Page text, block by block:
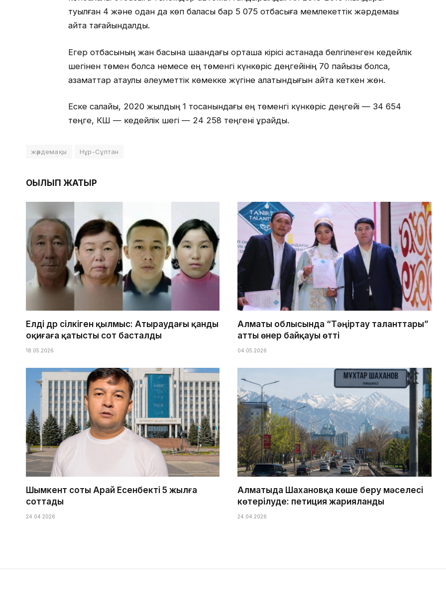
туылған 4 және одан да көп баласы бар 5 075 отбасыға мемлекеттік жәрдемақы
қайта тағайындалды.
Егер отбасының жан басына шаққандағы орташа кірісі астанада белгіленген кедейлік
шегінен төмен болса немесе ең төменгі күнкөріс деңгейінің 70 пайызы болса,
азаматтар атаулы әлеуметтік көмекке жүгіне алатындығын айта кеткен жөн.
Еске салайық, 2020 жылдың 1 тоқсанындағы ең төменгі күнкөріс деңгейі — 34 654
теңге, КШ — кедейлік шегі — 24 258 теңгені құрайды.
жәрдемақы Нұр-Сұлтан
ОҚЫЛЫП ЖАТЫР
Елді дүр сілкіген қылмыс: Атыраудағы қанды
оқиғаға қатысты сот басталды
18.05.2026
Алматы облысында “Тәңіртау таланттары”
атты өнер байқауы өтті
04.05.2026
Шымкент соты Арай Есенбекті 5 жылға
соттады
24.04.2026
Алматыда Шахановқа көше беру мәселесі
көтерілуде: петиция жарияланды
24.04.2026